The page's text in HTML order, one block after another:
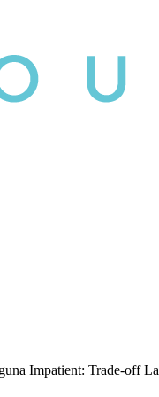
Impatient: Trade-off